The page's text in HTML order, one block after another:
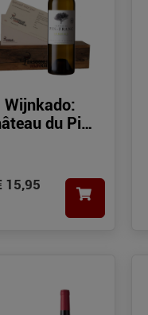
Wijnkado:
du Pin-
15,95